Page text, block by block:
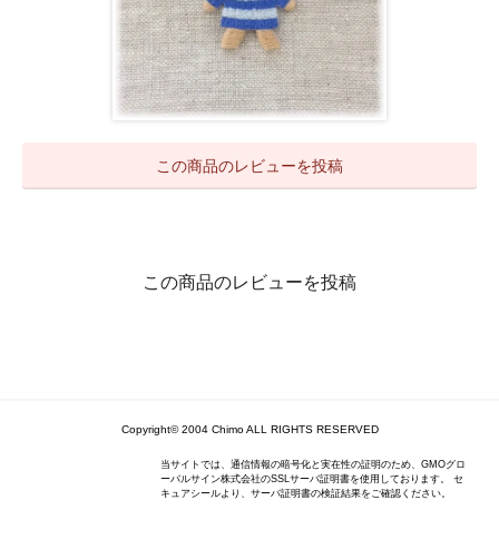
この商品のレビューを投稿
この商品のレビューを投稿
Copyright© 2004 Chimo ALL RIGHTS RESERVED
当サイトでは、通信情報の暗号化と実在性の証明のため、GMOグロ
ーバルサイン株式会社のSSLサーバ証明書を使用しております。 セ
キュアシールより、サーバ証明書の検証結果をご確認ください。